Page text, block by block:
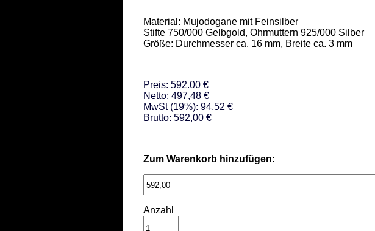
Material: Mujodogane mit Feinsilber
Stifte 750/000 Gelbgold, Ohrmuttern 925/000 Silber
Größe: Durchmesser ca. 16 mm, Breite ca. 3 mm
Preis: 592.00 €
Netto: 497,48 €
MwSt (19%): 94,52 €
Brutto: 592,00 €
Zum Warenkorb hinzufügen:
Anzahl